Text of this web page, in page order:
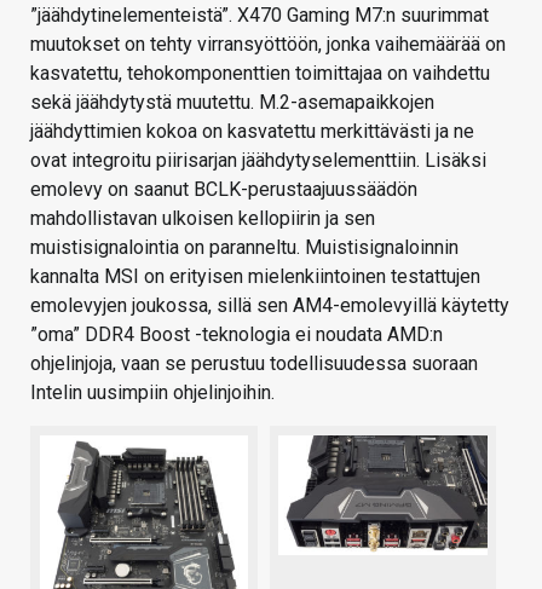
”jäähdytinelementeistä”. X470 Gaming M7:n suurimmat
muutokset on tehty virransyöttöön, jonka vaihemäärää on
kasvatettu, tehokomponenttien toimittajaa on vaihdettu
sekä jäähdytystä muutettu. M.2-asemapaikkojen
jäähdyttimien kokoa on kasvatettu merkittävästi ja ne
ovat integroitu piirisarjan jäähdytyselementtiin. Lisäksi
emolevy on saanut BCLK-perustaajuussäädön
mahdollistavan ulkoisen kellopiirin ja sen
muistisignalointia on paranneltu. Muistisignaloinnin
kannalta MSI on erityisen mielenkiintoinen testattujen
emolevyjen joukossa, sillä sen AM4-emolevyillä käytetty
”oma” DDR4 Boost -teknologia ei noudata AMD:n
ohjelinjoja, vaan se perustuu todellisuudessa suoraan
Intelin uusimpiin ohjelinjoihin.